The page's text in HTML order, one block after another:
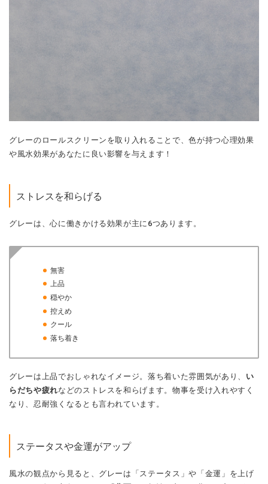
グレーのロールスクリーンを取り入れることで、色が持つ心理効果
や風水効果があなたに良い影響を与えます！
ストレスを和らげる
グレーは、心に働きかける効果が主に6つあります。
無害
上品
穏やか
控えめ
クール
落ち着き
グレーは上品でおしゃれなイメージ。落ち着いた雰囲気があり、 い
らだちや疲れなどのストレスを和らげます。物事を受け入れやすく
なり、忍耐強くなるとも言われています。
ステータスや金運がアップ
風水の観点から見ると、グレーは「ステータス」や「金運」を上げ